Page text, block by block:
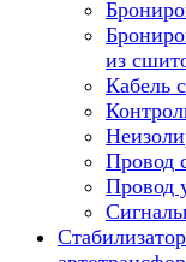
из
Кабель
Провод
Провод